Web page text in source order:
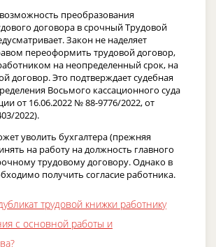
преобразования
договора в срочный Трудовой
Закон не наделяет
переоформить трудовой договор,
на неопределенный срок, на
договор. Это подтверждает судебная
Восьмого кассационного суда
от 16.06.2022 № 88-9776/2022, от
2022).
уволить бухгалтера (прежняя
на работу на должность главного
трудовому договору. Однако в
получить согласие работника.
трудовой книжки работнику
с основной работы и